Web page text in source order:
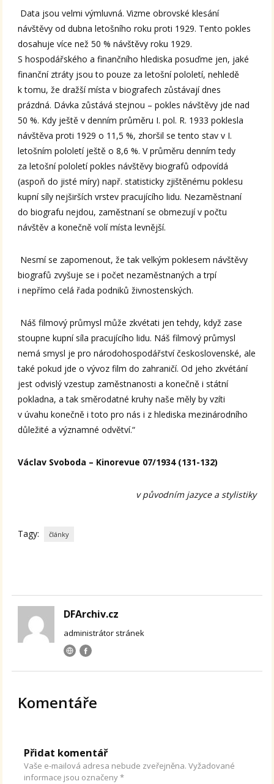
Data jsou velmi výmluvná. Vizme obrovské klesání
návštěvy od dubna letošního roku proti 1929. Tento pokles
dosahuje více než 50 % návštěvy roku 1929.
S hospodářského a finančního hlediska posuďme jen, jaké
finanční ztráty jsou to pouze za letošní pololetí, nehledě
k tomu, že dražší místa v biografech zůstávají dnes
prázdná. Dávka zůstává stejnou – pokles návštěvy jde nad
50 %. Kdy ještě v denním průměru I. pol. R. 1933 poklesla
návštěva proti 1929 o 11,5 %, zhoršil se tento stav v I.
letošním pololetí ještě o 8,6 %. V průměru denním tedy
za letošní pololetí pokles návštěvy biografů odpovídá
(aspoň do jisté míry) např. statisticky zjištěnému poklesu
kupní síly nejširších vrstev pracujícího lidu. Nezaměstnaní
do biografu nejdou, zaměstnaní se obmezují v počtu
návštěv a konečně volí místa levnější.
Nesmí se zapomenout, že tak velkým poklesem návštěvy
biografů zvyšuje se i počet nezaměstnaných a trpí
i nepřímo celá řada podniků živnostenských.
Náš filmový průmysl může zkvétati jen tehdy, když zase
stoupne kupní síla pracujícího lidu. Náš filmový průmysl
nemá smysl je pro národohospodářství československé, ale
také pokud jde o vývoz film do zahraničí. Od jeho zkvétání
jest odvislý vzestup zaměstnanosti a konečně i státní
pokladna, a tak směrodatné kruhy naše měly by vzíti
v úvahu konečně i toto pro nás i z hlediska mezinárodního
důležité a významné odvětví.“
Václav Svoboda – Kinorevue 07/1934 (131-132)
v původním jazyce a stylistiky
Tagy: články
DFArchiv.cz
administrátor stránek
Komentáře
Přidat komentář
Vaše e-mailová adresa nebude zveřejněna. Vyžadované
informace jsou označeny*